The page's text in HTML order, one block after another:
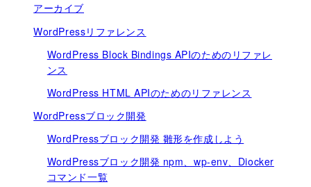
アーカイブ
WordPressリファレンス
WordPress Block Bindings APIのためのリファレ
ンス
WordPress HTML APIのためのリファレンス
WordPressブロック開発
WordPressブロック開発 雛形を作成しよう
WordPressブロック開発 npm、wp-env、Diocker
コマンド一覧